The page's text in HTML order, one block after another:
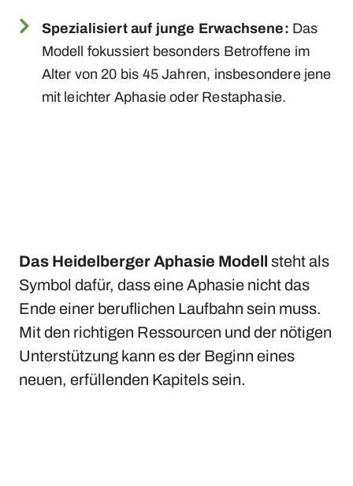
Spezialisiert auf junge Erwachsene: Das
Modell fokussiert besonders Betroffene im
Alter von 20 bis 45 Jahren, insbesondere jene
mit leichter Aphasie oder Restaphasie.
Das Heidelberger Aphasie Modell steht als
Symbol dafür, dass eine Aphasie nicht das
Ende einer beruflichen Laufbahn sein muss.
Mit den richtigen Ressourcen und der nötigen
Unterstützung kann es der Beginn eines
neuen, erfüllenden Kapitels sein.